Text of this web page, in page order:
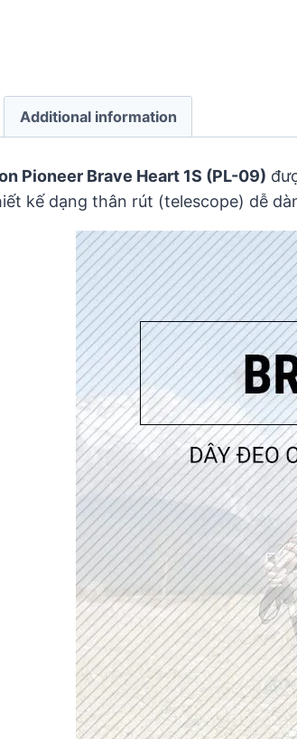
Additional information
Pioneer Brave Heart 1S (PL-09)
kế dạng thân rút (telescope) dễ